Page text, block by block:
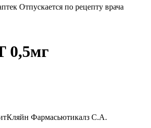
Отпускается по рецепту врача
Фармасьютикалз С.А.